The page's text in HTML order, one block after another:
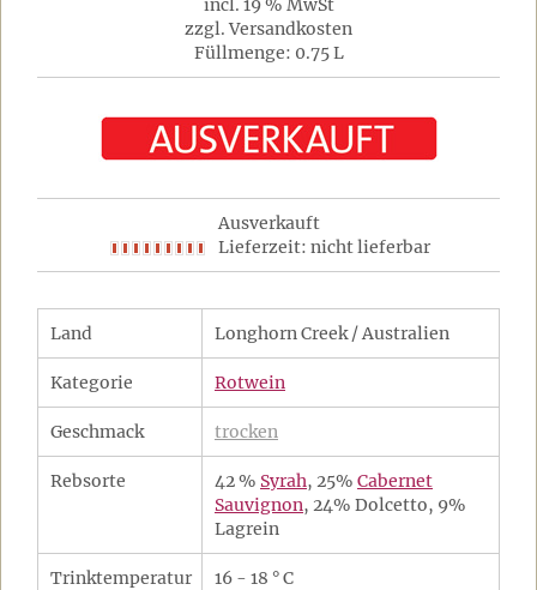
incl. 19 % MwSt
zzgl. Versandkosten
Füllmenge: 0.75 L
Ausverkauft
Lieferzeit: nicht lieferbar
Land Longhorn Creek / Australien
Kategorie Rotwein
Geschmack trocken
Rebsorte 42 % Syrah, 25% Cabernet
Sauvignon, 24% Dolcetto, 9%
Lagrein
Trinktemperatur 16 - 18 ° C